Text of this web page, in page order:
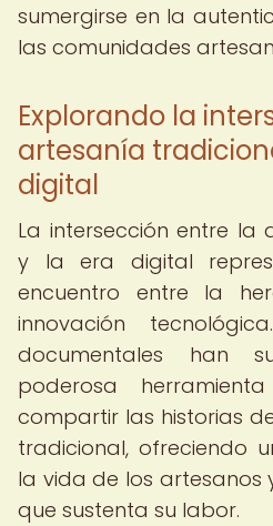
sumergirse en la
las comunidades
Explorando la
artesanía
digital
La intersección entre la
y la era digital
encuentro entre la
innovación
documentales han
poderosa
compartir las historias
tradicional, ofreciendo
la vida de los artesanos
que sustenta su labor.